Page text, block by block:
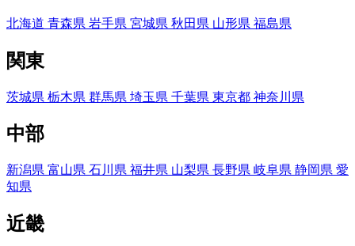
北海道 青森県 岩手県 宮城県 秋田県 山形県 福島県
関東
茨城県 栃木県 群馬県 埼玉県 千葉県 東京都 神奈川県
中部
新潟県 富山県 石川県 福井県 山梨県 長野県 岐阜県 静岡県 愛
知県
近畿